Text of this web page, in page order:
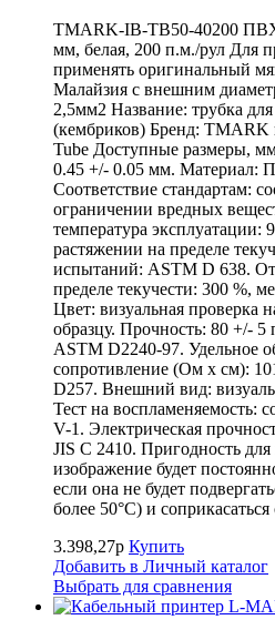
TMARK-IB-TB50-40200 ПВХ
мм, белая, 200 п.м./рул Для
применять оригинальный
Малайзия с внешним
2,5мм2 Название: трубка
(кембриков) Бренд: TMARK
Tube Доступные размеры,
0.45 +/- 0.05 мм. Материал:
Соответствие стандартам:
ограничении вредных
температура эксплуатации:
растяжении на пределе
испытаний: ASTM D 638.
пределе текучести: 300 %,
Цвет: визуальная проверка
образцу. Прочность: 80 +/-
ASTM D2240-97. Удельное
сопротивление (Ом х см):
D257. Внешний вид:
Тест на воспламеняемость:
V-1. Электрическая
JIS C 2410. Пригодность
изображение будет
если она не будет
более 50°С) и
3.398,27р Купить
Добавить в Личный каталог
Выбрать для сравнения